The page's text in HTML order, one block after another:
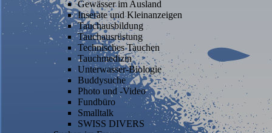
Gewässer im Ausland
Inserate und Kleinanzeigen
Tauchausbildung
Tauchausrüstung
Technisches Tauchen
Tauchmedizin
Unterwasser-Biologie
Buddysuche
Photo und -Video
Fundbüro
Smalltalk
SWISS DIVERS